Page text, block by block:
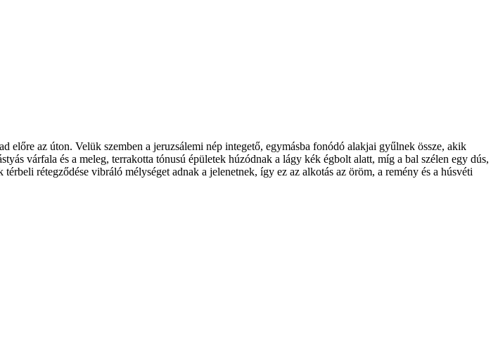
előre az úton. Velük szemben a jeruzsálemi nép integető, egymásba fonódó alakjai gyűlnek össze, akik
várfala és a meleg, terrakotta tónusú épületek húzódnak a lágy kék égbolt alatt, míg a bal szélen egy dús,
rétegződése vibráló mélységet adnak a jelenetnek, így ez az alkotás az öröm, a remény és a húsvéti